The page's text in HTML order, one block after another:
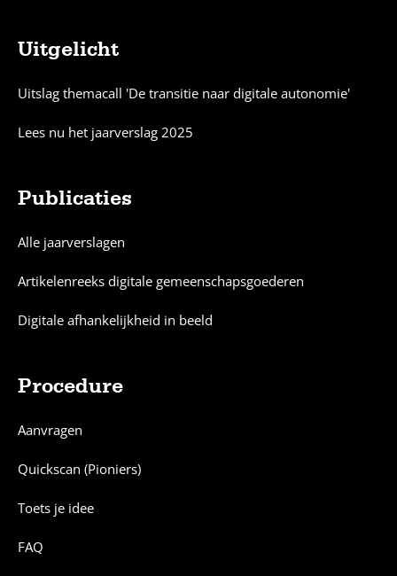
Uitgelicht
Uitslag themacall 'De transitie naar digitale autonomie'
Lees nu het jaarverslag 2025
Publicaties
Alle jaarverslagen
Artikelenreeks digitale gemeenschapsgoederen
Digitale afhankelijkheid in beeld
Procedure
Aanvragen
Quickscan (Pioniers)
Toets je idee
FAQ